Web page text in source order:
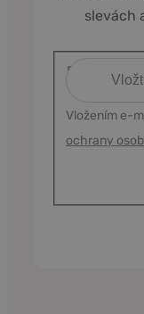
slevách
Vložením e-
ochrany